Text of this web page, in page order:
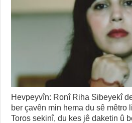
Hevpeyvîn: Ronî Riha Sibeyekî
ber çavên min hema du sê mêtro
Toros sekinî, du kes jê daketin û